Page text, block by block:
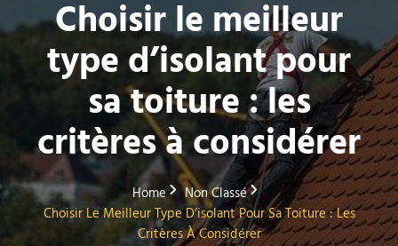
Choisir le meilleur
type d’isolant pour
sa toiture : les
critères à considérer
Home
Non Classé
Choisir Le Meilleur Type D’isolant Pour Sa Toiture : Les
Critères À Considérer